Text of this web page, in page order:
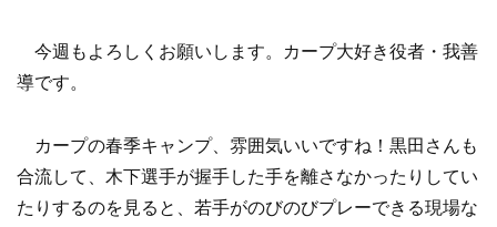
今週もよろしくお願いします。カープ大好き役者・我善
導です。
カープの春季キャンプ、雰囲気いいですね！黒田さんも
合流して、木下選手が握手した手を離さなかったりしてい
たりするのを見ると、若手がのびのびプレーできる現場な